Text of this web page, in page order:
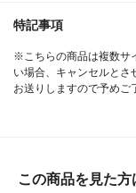
特記事項
※こちらの商品は複数サ
い場合、キャンセルとさ
お送りしますので予めご
この商品を見た